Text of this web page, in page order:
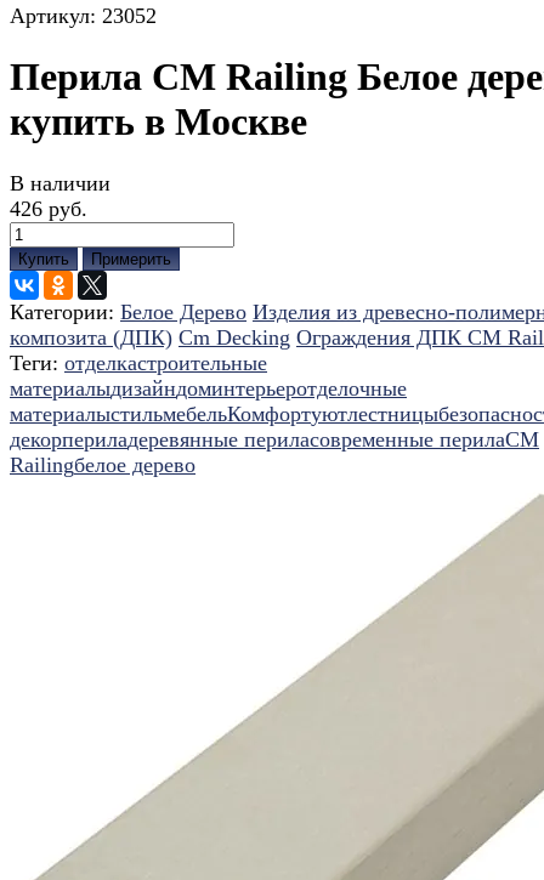
Артикул: 23052
Перила CM Railing Белое
купить в Москве
В наличии
426 руб.
Купить Примерить
Категории: Белое Дерево Изделия из древесно-
композита (ДПК) Cm Decking Ограждения ДПК CM
Теги: отделкастроительные
материалыдизайндоминтерьеротделочные
материалыстильмебельКомфортуютлестницы
декорпериладеревянные периласовременные перилаCM
Railingбелое дерево